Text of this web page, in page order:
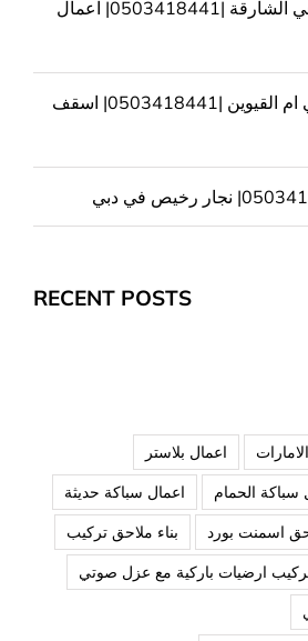
شركة صيانة عامة في الشارقة |0503418441| اعمال
تركيب فورسيلنج في ام القيوين |0503418441| اسقف
RECENT POSTS
اعمال بلاستر
سباكة الحمام
اعمال سباكة حديثة
اسمنت بورد
بناء ملاحق تركيب
ارضيات باركية مع عزل صوتي